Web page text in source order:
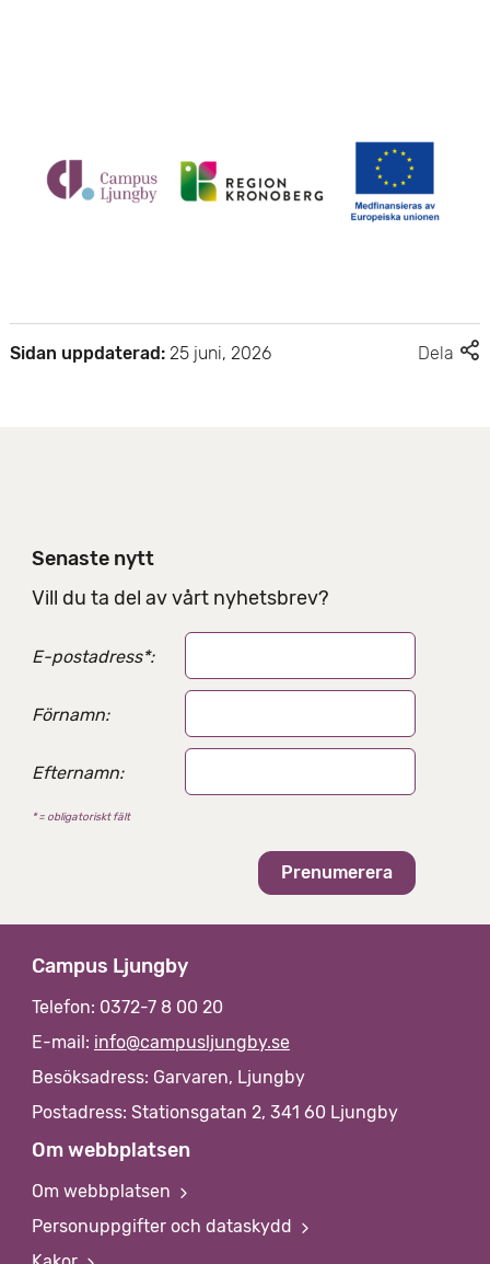
Sidan uppdaterad: 25 juni, 2026 Dela
Senaste nytt
Vill du ta del av vårt nyhetsbrev?
E-postadress*:
Förnamn:
Efternamn:
* = obligatoriskt fält
Campus Ljungby
Telefon: 0372-7 8 00 20
E-mail: info@campusljungby.se
Besöksadress: Garvaren, Ljungby
Postadress: Stationsgatan 2, 341 60 Ljungby
Om webbplatsen
Om webbplatsen
Personuppgifter och dataskydd